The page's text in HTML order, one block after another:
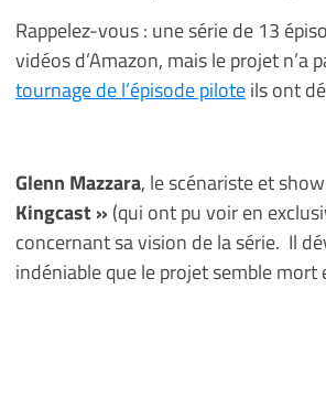
Rappelez-vous : une série de 13
vidéos d’Amazon, mais le projet n’a
tournage de l’épisode piloteils ont
Glenn Mazzara, le scénariste et
Kingcast » (qui ont pu voir en
concernant sa vision de la série. Il
indéniable que le projet semble mort